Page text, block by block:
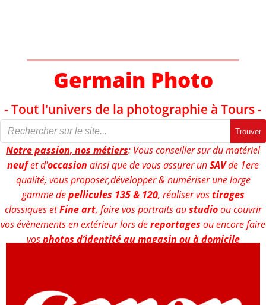
Germain Photo
- Tout l'univers de la photographie à Tours -
Trouver
Notre passion, nos métiers: Vous conseiller sur du matériel
neufet d'occasion ainsi que de vous assurer unSAVde 1ere
qualité, vous proposer,développer & numériser une large
gamme depellicules 135 & 120, réaliser vostirages
classiques etFine art, faire vos portraits austudioou couvrir
vos évènements en extérieur lors dereportages ou encore faire
vosphotos d’identité au magasin ou à domicile